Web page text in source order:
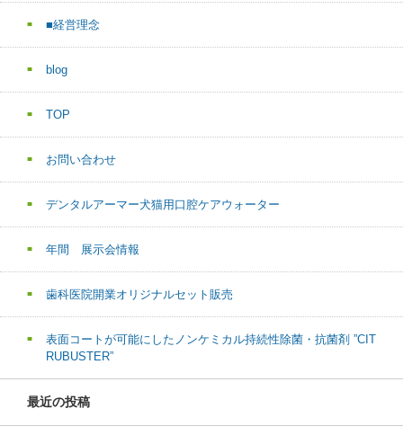
■経営理念
blog
TOP
お問い合わせ
デンタルアーマー犬猫用口腔ケアウォーター
年間 展示会情報
歯科医院開業オリジナルセット販売
表面コートが可能にしたノンケミカル持続性除菌・抗菌剤 ”CIT
RUBUSTER”
最近の投稿